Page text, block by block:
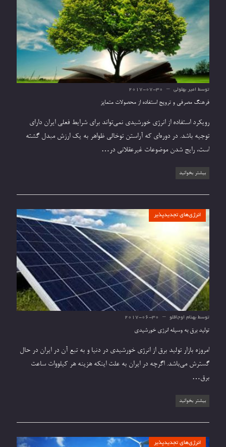
توسط امیر بهلولی 2017-07-30
فرهنگ مصرفی و ترویج استفاده از محصولات متمایز
رویکرد استفاده از انرژی خورشیدی نمی‌تواند برای شرایط فعلی ایران دارای
توجیه باشد. در دوره‌ای که آراستن توخالی ظواهر به یک ارزش مبدل گشته
است، رایج شدن موضوعات غیرعقلانی در…
بیشتر بخوانید
انرژی‌های تجدیدپذیر
توسط بهنام اوجاقلو 2017-06-30
تولید برق به وسیله انرژی خورشیدی
امروزه بازار تولید برق از انرژی خورشیدی در دنیا و به تبع آن در ایران در حال
گسترش می‌باشد. اگرچه در ایران به علت اینکه هزینه هر کیلووات ساعت
برق…
بیشتر بخوانید
انرژی‌های تجدیدپذیر